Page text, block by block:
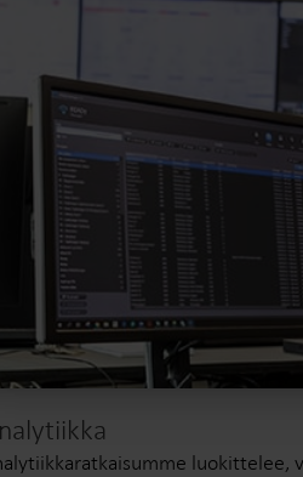
luokittelee,